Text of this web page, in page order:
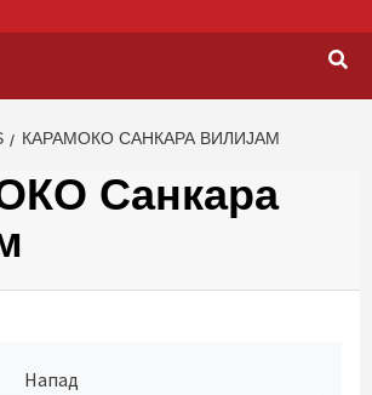
КАРАМОКО САНКАРА ВИЛИЈАМ
Санкара
Напад